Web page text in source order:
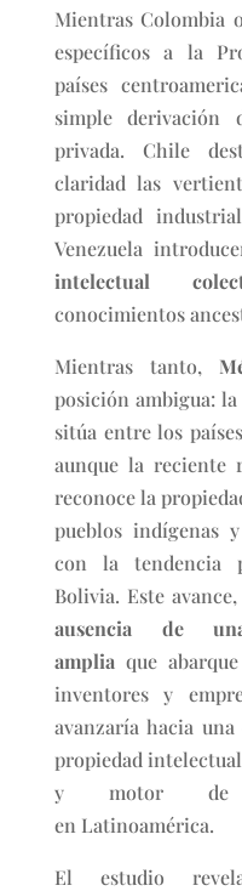
Mientras Colombia
específicos a la
países
simple derivación
privada. Chile
claridad las
propiedad
Venezuela
intelectual
conocimientos
Mientras tanto,
posición ambigua:
sitúa entre los
aunque la
reconoce la
pueblos indígenas
con la tendencia
Bolivia. Este
ausencia de
amplia que
inventores y
avanzaría hacia
propiedad
y motor de
en Latinoamérica.
El estudio